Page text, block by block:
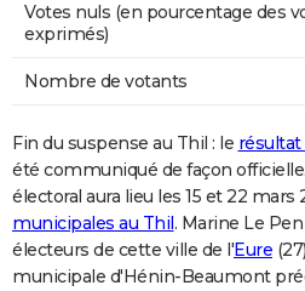
Votes nuls (en pourcentage des
exprimés)
Nombre de votants
Fin du suspense au Thil : le
été communiqué de façon
électoral aura lieu les 15 et 22 mars
municipales au Thil. Marine Le
électeurs de cette ville de l'Eure
municipale d'Hénin-Beaumont